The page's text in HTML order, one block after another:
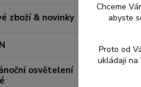
zboží & novinky
osvětelení
Chceme
abyste
Proto od
ukládají na